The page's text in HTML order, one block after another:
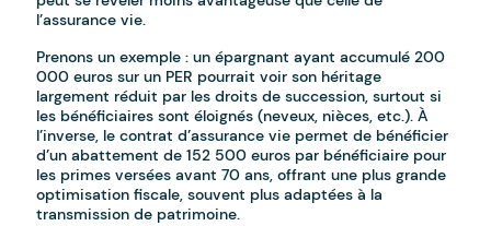
l’assurance vie.
Prenons un exemple : un épargnant ayant accumulé 200
000 euros sur un PER pourrait voir son héritage
largement réduit par les droits de succession, surtout si
les bénéficiaires sont éloignés (neveux, nièces, etc.). À
l’inverse, le contrat d’assurance vie permet de bénéficier
d’un abattement de 152 500 euros par bénéficiaire pour
les primes versées avant 70 ans, offrant une plus grande
optimisation fiscale, souvent plus adaptées à la
transmission de patrimoine.